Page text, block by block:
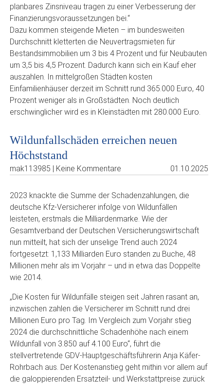
planbares Zinsniveau tragen zu einer Verbesserung der
Finanzierungsvoraussetzungen bei.“
Dazu kommen steigende Mieten – im bundesweiten
Durchschnitt kletterten die Neuvertragsmieten für
Bestandsimmobilien um 3 bis 4 Prozent und für Neubauten
um 3,5 bis 4,5 Prozent. Dadurch kann sich ein Kauf eher
auszahlen. In mittelgroßen Städten kosten
Einfamilienhäuser derzeit im Schnitt rund 365.000 Euro, 40
Prozent weniger als in Großstädten. Noch deutlich
erschwinglicher wird es in Kleinstädten mit 280.000 Euro.
Wildunfallschäden erreichen neuen
Höchststand
mak113985 | Keine Kommentare 01.10.2025
2023 knackte die Summe der Schadenzahlungen, die
deutsche Kfz-Versicherer infolge von Wildunfällen
leisteten, erstmals die Milliardenmarke. Wie der
Gesamtverband der Deutschen Versicherungswirtschaft
nun mitteilt, hat sich der unselige Trend auch 2024
fortgesetzt: 1,133 Milliarden Euro standen zu Buche, 48
Millionen mehr als im Vorjahr – und in etwa das Doppelte
wie 2014.
„Die Kosten für Wildunfälle steigen seit Jahren rasant an,
inzwischen zahlen die Versicherer im Schnitt rund drei
Millionen Euro pro Tag. Im Vergleich zum Vorjahr stieg
2024 die durchschnittliche Schadenhöhe nach einem
Wildunfall von 3.850 auf 4.100 Euro“, führt die
stellvertretende GDV-Hauptgeschäftsführerin Anja Käfer-
Rohrbach aus. Der Kostenanstieg geht mithin vor allem auf
die galoppierenden Ersatzteil- und Werkstattpreise zurück